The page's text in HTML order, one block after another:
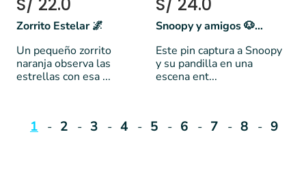
Zorrito Estelar 🌌
Un pequeño zorrito
naranja observa las
estrellas con esa ...
Snoopy y amigos 🐶🌟
Este pin captura a Snoopy
y su pandilla en una
escena ent...
1 2 3 4 5 6 7 8 9